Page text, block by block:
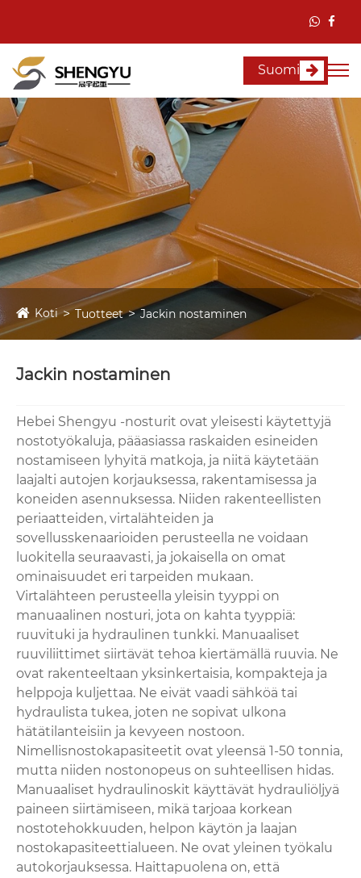
Suomi
Koti Tuotteet Jackin nostaminen
Jackin nostaminen
Hebei Shengyu -nosturit ovat yleisesti käytettyjä
nostotyökaluja, pääasiassa raskaiden esineiden
nostamiseen lyhyitä matkoja, ja niitä käytetään
laajalti autojen korjauksessa, rakentamisessa ja
koneiden asennuksessa. Niiden rakenteellisten
periaatteiden, virtalähteiden ja
sovellusskenaarioiden perusteella ne voidaan
luokitella seuraavasti, ja jokaisella on omat
ominaisuudet eri tarpeiden mukaan.
Virtalähteen perusteella yleisin tyyppi on
manuaalinen nosturi, jota on kahta tyyppiä:
ruuvituki ja hydraulinen tunkki. Manuaaliset
ruuviliittimet siirtävät tehoa kiertämällä ruuvia. Ne
ovat rakenteeltaan yksinkertaisia, kompakteja ja
helppoja kuljettaa. Ne eivät vaadi sähköä tai
hydraulista tukea, joten ne sopivat ulkona
hätätilanteisiin ja kevyeen nostoon.
Nimellisnostokapasiteetit ovat yleensä 1-50 tonnia,
mutta niiden nostonopeus on suhteellisen hidas.
Manuaaliset hydraulinoskit käyttävät hydrauliöljyä
paineen siirtämiseen, mikä tarjoaa korkean
nostotehokkuuden, helpon käytön ja laajan
nostokapasiteettialueen. Ne ovat yleinen työkalu
autokorjauksessa. Haittapuolena on, että